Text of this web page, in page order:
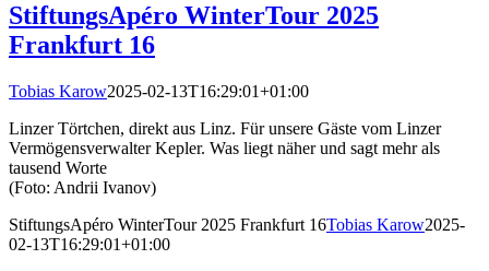
StiftungsApéro WinterTour 2025
Frankfurt 16
Tobias Karow2025-02-13T16:29:01+01:00
Linzer Törtchen, direkt aus Linz. Für unsere Gäste vom Linzer
Vermögensverwalter Kepler. Was liegt näher und sagt mehr als
tausend Worte
(Foto: Andrii Ivanov)
StiftungsApéro WinterTour 2025 Frankfurt 16Tobias Karow2025-
02-13T16:29:01+01:00